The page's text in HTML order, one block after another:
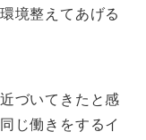
境整えてあげる
づいてきたと感
じ働きをするイ